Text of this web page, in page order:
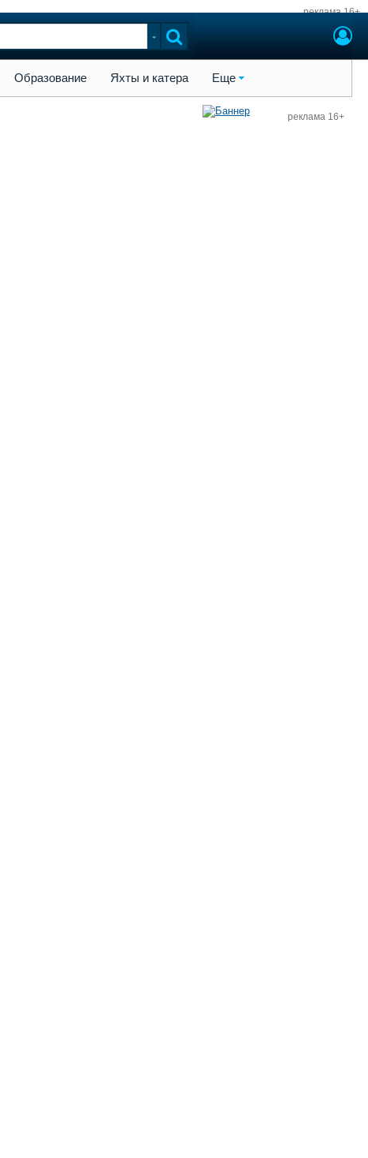
реклама 16+
Образование Яхты и катера Еще
реклама 16+